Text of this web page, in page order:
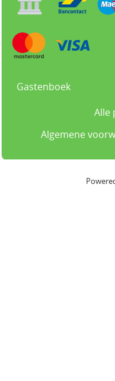
Gastenboek
Alle
Algemene